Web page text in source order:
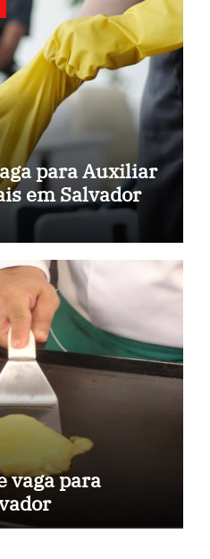
para Auxiliar
em Salvador
vaga para